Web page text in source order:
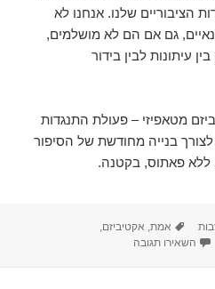
הציבוריים שלנו. אנחנו לא
גם אם הם לא מושלמים,
עיתונות לבין בידור
מטאפיזי – פעולת התנגדות
בנייה מחודשת של הסיפור
פאתוס, בקטנה.
תגיות
אמת, אקטיביזם,
השאירו תגובה